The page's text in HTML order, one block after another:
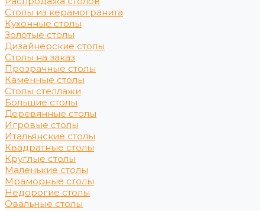
Столы из керамогранита
Кухонные столы
Золотые столы
Дизайнерские столы
Столы на заказ
Прозрачные столы
Каменные столы
Столы стеллажи
Большие столы
Деревянные столы
Игровые столы
Итальянские столы
Квадратные столы
Круглые столы
Маленькие столы
Мраморные столы
Недорогие столы
Овальные столы